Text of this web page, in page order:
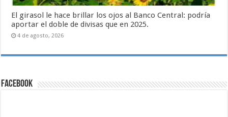
El girasol le hace brillar los ojos al Banco Central: podría
aportar el doble de divisas que en 2025.
4 de agosto, 2026
Facebook